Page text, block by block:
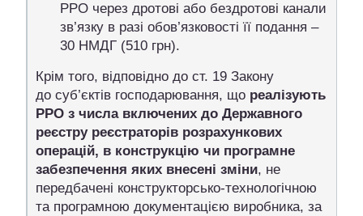
РРО через дротові або бездротові канали
зв’язку в разі обов’язковості її подання –
30 НМДГ (510 грн).
Крім того, відповідно до ст. 19 Закону
до суб’єктів господарювання, що реалізують
РРО з числа включених до Державного
реєстру реєстраторів розрахункових
операцій, в конструкцію чи програмне
забезпечення яких внесені зміни, не
передбачені конструкторсько-технологічною
та програмною документацією виробника, за